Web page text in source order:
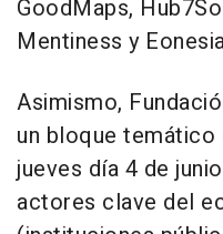
GoodMaps,
Mentiness y
Asimismo,
un bloque temático
jueves día 4 de
actores clave del